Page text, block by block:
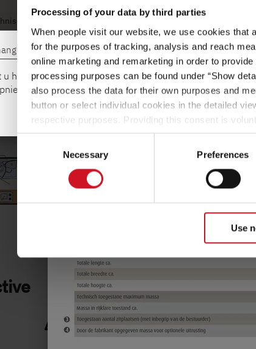
Processing of your data by third parties
When people visit our website, we use cookies
for the purposes of tracking, analysis and reach
online marketing and remarketing in order to
processing purposes can be found under “Show
also process the data for their own purposes and
button or select individual cookies in the detailed
respective purposes. Providing this consent is
settings at any time as well as deselect or change
the website). You can find further information in our
Selection
Necessary Preferences
Use
3.499 kg
toelaatbare maximummassa
5,99 m
4 - 7 personen
640 ES
€ 62.489,–
3. Het toegestane aantal zitplaatsen
… wordt door de fabrikant vastgesteld in
het zogenaamde massa van de
passagier (zonder bestuurder) berekend.
Voor een gedetailleerde uitleg van het
u hebt geconfigureerd, behoort tot een eerder model